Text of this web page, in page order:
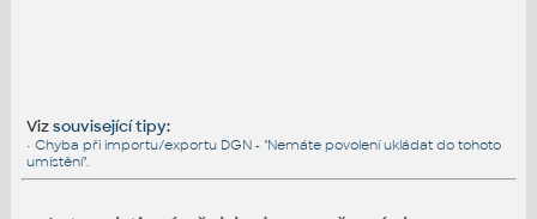
Vizsouvisející tipy:
• Chyba při importu/exportu DGN - "Nemáte povolení ukládat do tohoto
umístění".